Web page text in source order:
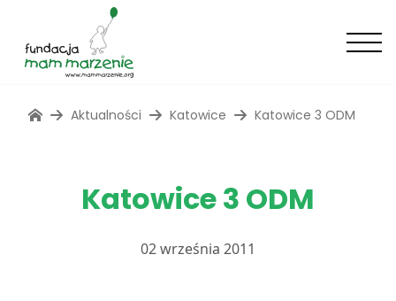
Aktualności Katowice Katowice 3 ODM
Katowice 3 ODM
02 września 2011